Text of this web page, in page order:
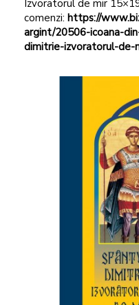
Izvoratorul de mir
comenzi: https://
argint/20506-icoana-
dimitrie-izvoratorul-de-